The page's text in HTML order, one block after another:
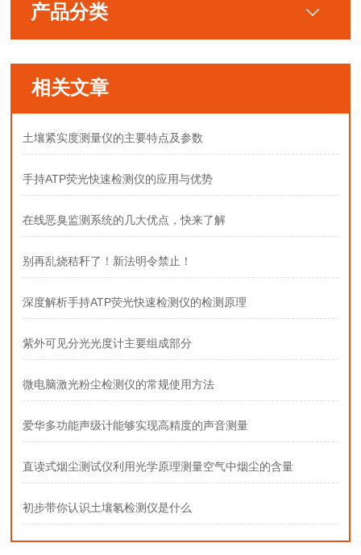
产品分类
相关文章
土壤紧实度测量仪的主要特点及参数
手持ATP荧光快速检测仪的应用与优势
在线恶臭监测系统的几大优点，快来了解
别再乱烧秸秆了！新法明令禁止！
深度解析手持ATP荧光快速检测仪的检测原理
紫外可见分光光度计主要组成部分
微电脑激光粉尘检测仪的常规使用方法
爱华多功能声级计能够实现高精度的声音测量
直读式烟尘测试仪利用光学原理测量空气中烟尘的含量
初步带你认识土壤氡检测仪是什么